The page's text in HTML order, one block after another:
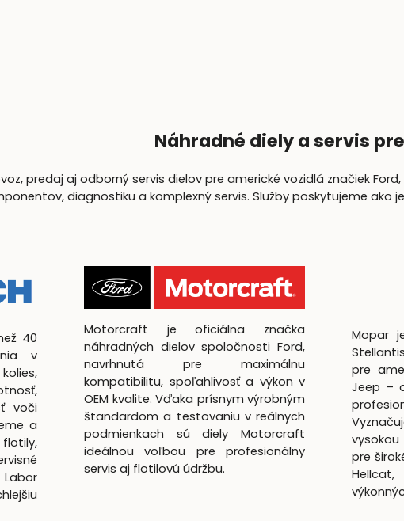
Náhradné diely a servis
predaj aj odborný servis dielov pre americké vozidlá značiek
diagnostiku a komplexný servis. Služby poskytujeme ako
40
v
voči
a
flotily,
Motorcraft je oficiálna značka
náhradných dielov spoločnosti Ford,
navrhnutá pre maximálnu
kompatibilitu, spoľahlivosť a výkon v
OEM kvalite. Vďaka prísnym výrobným
štandardom a testovaniu v reálnych
podmienkach sú diely Motorcraft
ideálnou voľbou pre profesionálny
servis aj flotilovú údržbu.
Mopar
pre
Jeep –
pre
Hellcat,